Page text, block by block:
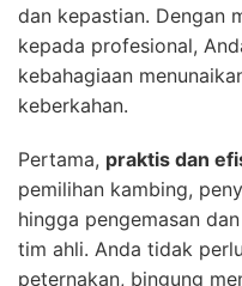
dan kepastian. Dengan
kepada profesional,
kebahagiaan
keberkahan.
Pertama, praktis dan
pemilihan kambing,
hingga pengemasan
tim ahli. Anda tidak
peternakan, bingung